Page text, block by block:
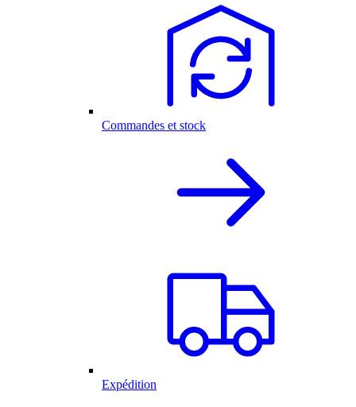
Commandes et stock
Expédition